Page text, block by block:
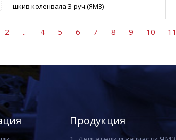
шкив коленвала 3-руч.(ЯМЗ)
2 .. 4 5 6 7 8 9 10 11
Продукция